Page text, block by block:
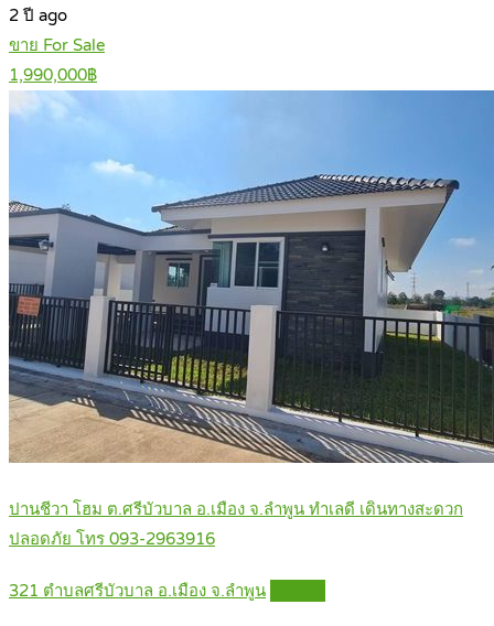
2 ปี ago
ขาย For Sale
1,990,000฿
ปานชีวา โฮม ต.ศรีบัวบาล อ.เมือง จ.ลำพูน ทำเลดี เดินทางสะดวก
ปลอดภัย โทร 093-2963916
321 ตำบลศรีบัวบาล อ.เมือง จ.ลำพูน